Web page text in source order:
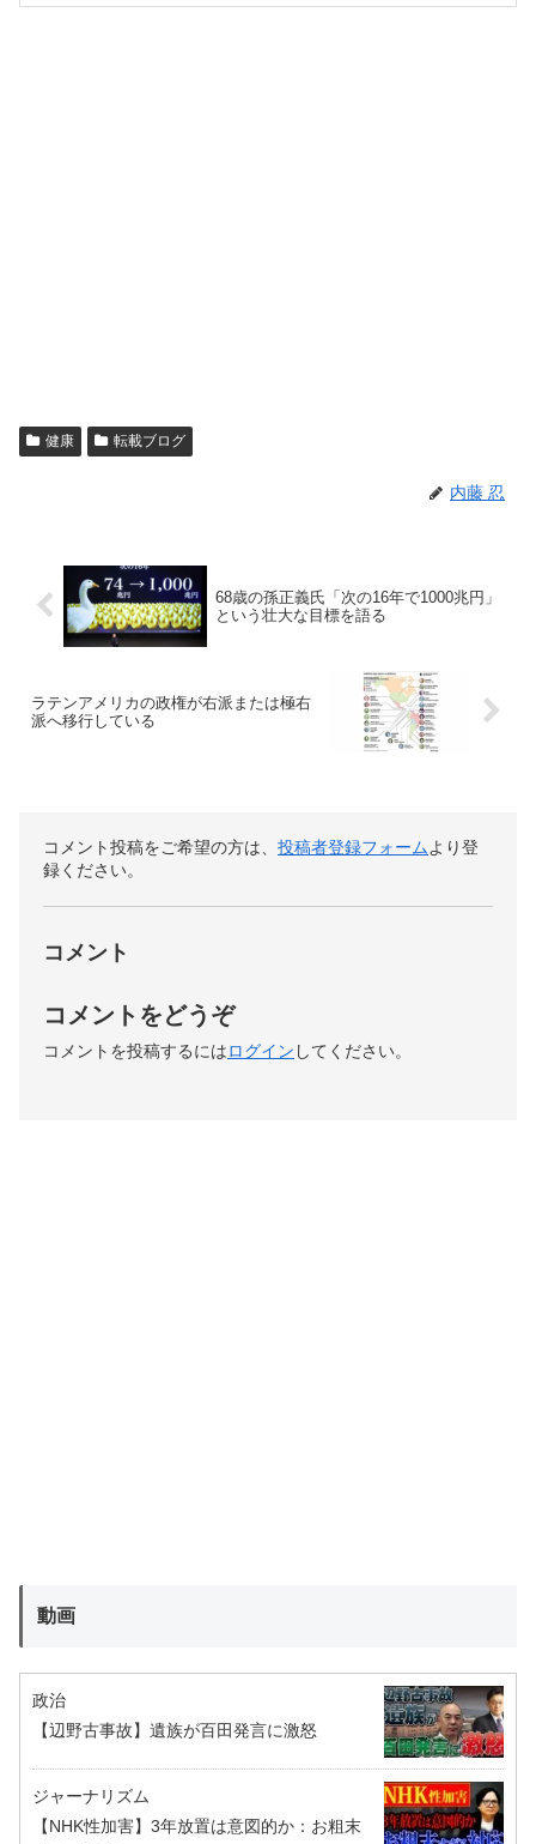
健康 転載ブログ
内藤 忍
68歳の孫正義氏「次の16年で1000兆円」
という壮大な目標を語る
ラテンアメリカの政権が右派または極右
派へ移行している
コメント投稿をご希望の方は、 投稿者登録フォーム より登
録ください。
コメント
コメントをどうぞ
コメントを投稿するにはログイン してください。
動画
政治
【辺野古事故】遺族が百田発言に激怒
ジャーナリズム
【NHK性加害】3年放置は意図的か：お粗末